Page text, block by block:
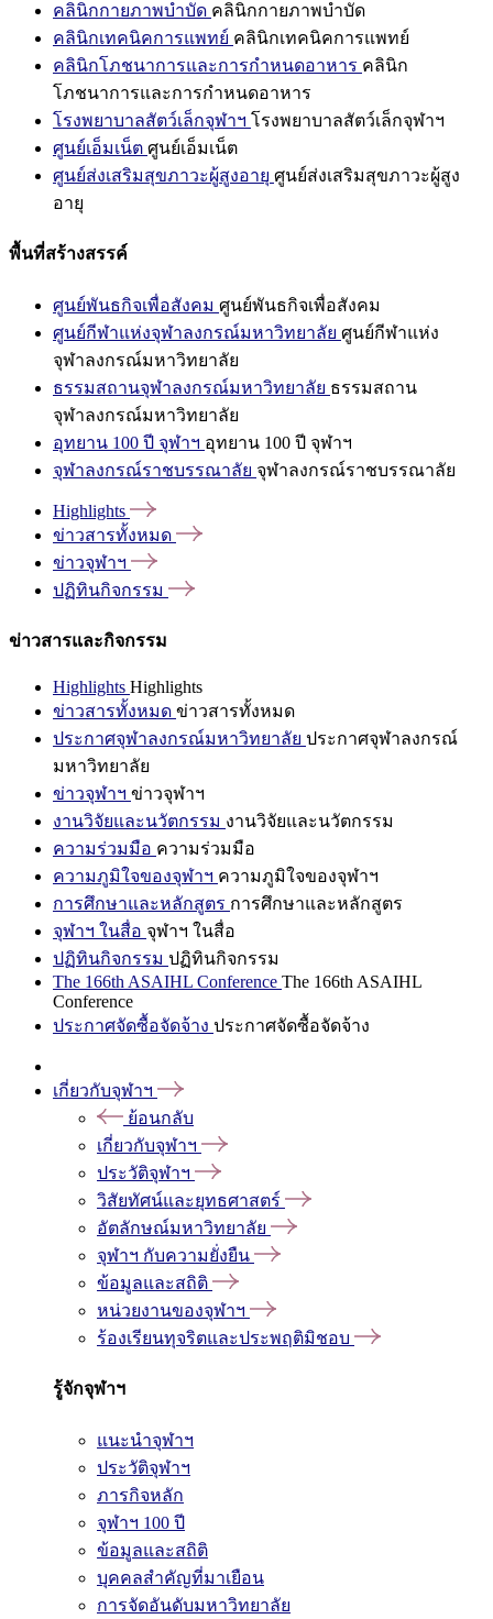
คลินิกกายภาพบำบัด คลินิกกายภาพบำบัด
คลินิกเทคนิคการแพทย์ คลินิกเทคนิคการแพทย์
คลินิกโภชนาการและการกำหนดอาหาร คลินิก
โภชนาการและการกำหนดอาหาร
โรงพยาบาลสัตว์เล็กจุฬาฯ โรงพยาบาลสัตว์เล็กจุฬาฯ
ศูนย์เอ็มเน็ต ศูนย์เอ็มเน็ต
ศูนย์ส่งเสริมสุขภาวะผู้สูงอายุ ศูนย์ส่งเสริมสุขภาวะผู้สูง
อายุ
พื้นที่สร้างสรรค์
ศูนย์พันธกิจเพื่อสังคม ศูนย์พันธกิจเพื่อสังคม
ศูนย์กีฬาแห่งจุฬาลงกรณ์มหาวิทยาลัย ศูนย์กีฬาแห่ง
จุฬาลงกรณ์มหาวิทยาลัย
ธรรมสถานจุฬาลงกรณ์มหาวิทยาลัย ธรรมสถาน
จุฬาลงกรณ์มหาวิทยาลัย
อุทยาน 100 ปี จุฬาฯ อุทยาน 100 ปี จุฬาฯ
จุฬาลงกรณ์ราชบรรณาลัย จุฬาลงกรณ์ราชบรรณาลัย
Highlights
ข่าวสารทั้งหมด
ข่าวจุฬาฯ
ปฏิทินกิจกรรม
ข่าวสารและกิจกรรม
Highlights Highlights
ข่าวสารทั้งหมด ข่าวสารทั้งหมด
ประกาศจุฬาลงกรณ์มหาวิทยาลัย ประกาศจุฬาลงกรณ์
มหาวิทยาลัย
ข่าวจุฬาฯ ข่าวจุฬาฯ
งานวิจัยและนวัตกรรม งานวิจัยและนวัตกรรม
ความร่วมมือ ความร่วมมือ
ความภูมิใจของจุฬาฯ ความภูมิใจของจุฬาฯ
การศึกษาและหลักสูตร การศึกษาและหลักสูตร
จุฬาฯ ในสื่อ จุฬาฯ ในสื่อ
ปฏิทินกิจกรรม ปฏิทินกิจกรรม
The 166th ASAIHL Conference The 166th ASAIHL
Conference
ประกาศจัดซื้อจัดจ้าง ประกาศจัดซื้อจัดจ้าง
เกี่ยวกับจุฬาฯ
ย้อนกลับ
เกี่ยวกับจุฬาฯ
ประวัติจุฬาฯ
วิสัยทัศน์และยุทธศาสตร์
อัตลักษณ์มหาวิทยาลัย
จุฬาฯ กับความยั่งยืน
ข้อมูลและสถิติ
หน่วยงานของจุฬาฯ
ร้องเรียนทุจริตและประพฤติมิชอบ
รู้จักจุฬาฯ
แนะนำจุฬาฯ
ประวัติจุฬาฯ
ภารกิจหลัก
จุฬาฯ 100 ปี
ข้อมูลและสถิติ
บุคคลสำคัญที่มาเยือน
การจัดอันดับมหาวิทยาลัย